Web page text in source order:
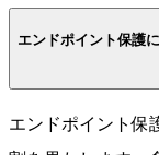
エンドポイント保護
エンドポイント保